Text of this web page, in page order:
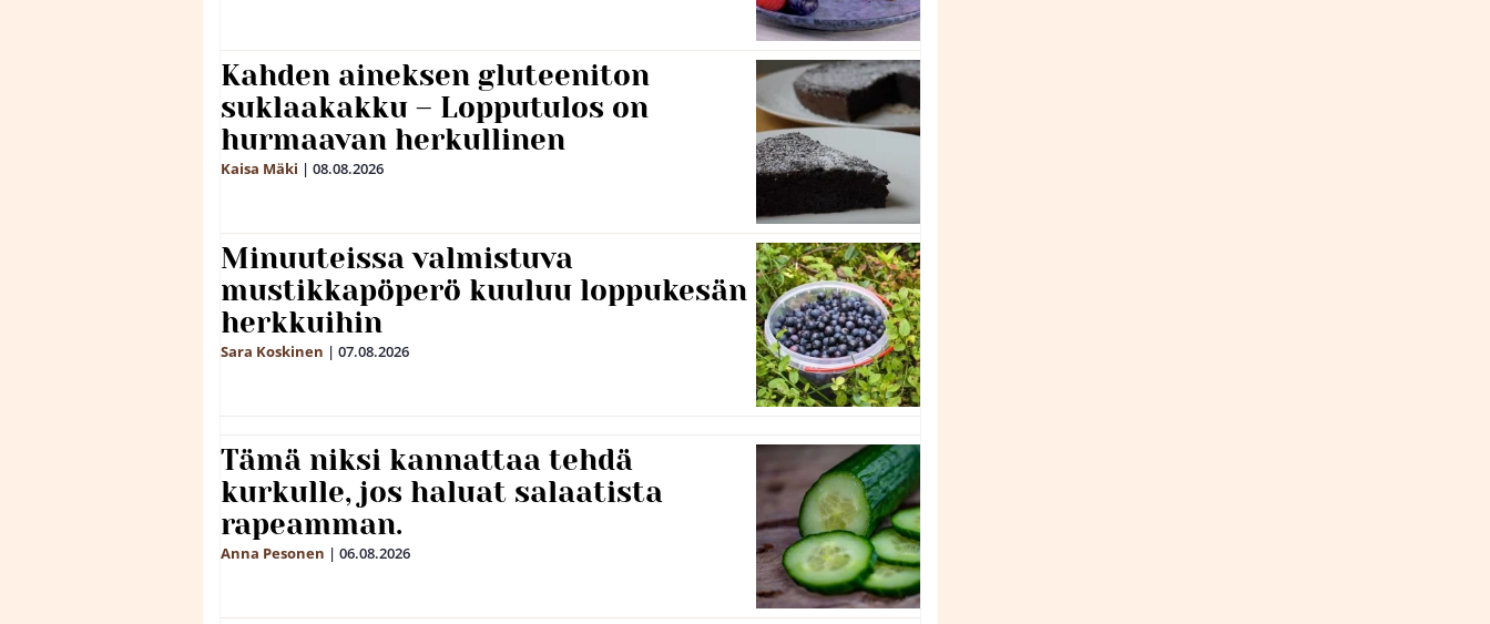
Kahden aineksen gluteeniton
suklaakakku – Lopputulos on
hurmaavan herkullinen
Kaisa Mäki | 08.08.2026
Minuuteissa valmistuva
mustikkapöperö kuuluu loppukesän
herkkuihin
Sara Koskinen | 07.08.2026
Tämä niksi kannattaa tehdä
kurkulle, jos haluat salaatista
rapeamman.
Anna Pesonen | 06.08.2026